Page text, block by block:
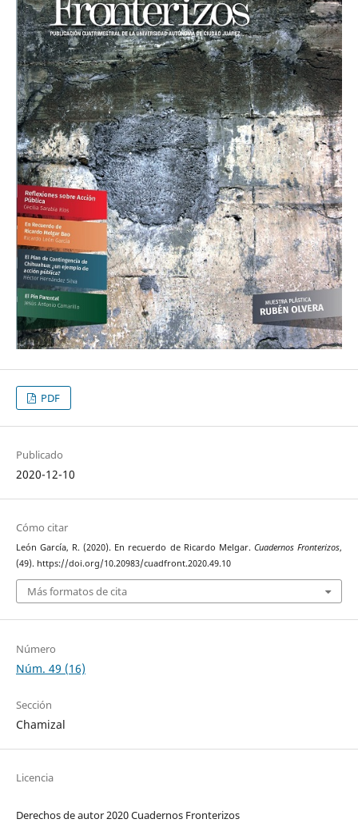
PDF
Publicado
2020-12-10
Cómo citar
León García, R. (2020). En recuerdo de Ricardo Melgar. Cuadernos Fronterizos,
(49). https://doi.org/10.20983/cuadfront.2020.49.10
Más formatos de cita
Número
Núm. 49 (16)
Sección
Chamizal
Licencia
Derechos de autor 2020 Cuadernos Fronterizos